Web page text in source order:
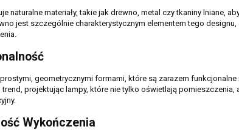
naturalne materiały, takie jak drewno, metal czy tkaniny lniane,
jest szczególnie charakterystycznym elementem tego
geometrycznymi formami, które są zarazem funkcjonalne
projektując lampy, które nie tylko oświetlają pomieszczenia,
Wykończenia